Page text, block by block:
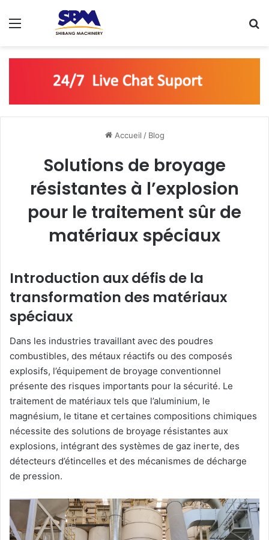
Accueil / Blog
Solutions de broyage
résistantes à l’explosion
pour le traitement sûr de
matériaux spéciaux
Introduction aux défis de la
transformation des matériaux
spéciaux
Dans les industries travaillant avec des poudres
combustibles, des métaux réactifs ou des composés
explosifs, l’équipement de broyage conventionnel
présente des risques importants pour la sécurité. Le
traitement de matériaux tels que l’aluminium, le
magnésium, le titane et certaines compositions chimiques
nécessite des solutions de broyage résistantes aux
explosions, intégrant des systèmes de gaz inerte, des
détecteurs d’étincelles et des mécanismes de décharge
de pression.